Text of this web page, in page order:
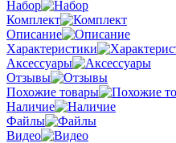
Набор
Комплект
Описание
Характеристики
Аксессуары
Отзывы
Похожие товары
Наличие
Файлы
Видео